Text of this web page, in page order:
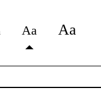
Аа Аа